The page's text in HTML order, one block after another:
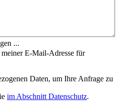
...
E-Mail-Adresse für
Daten, um Ihre Anfrage zu
im Abschnitt Datenschutz.